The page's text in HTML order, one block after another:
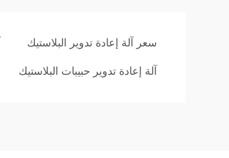
سعر آلة إعادة تدوير البلاستيك
آلة إعادة تدوير حبيبات البلاستيك